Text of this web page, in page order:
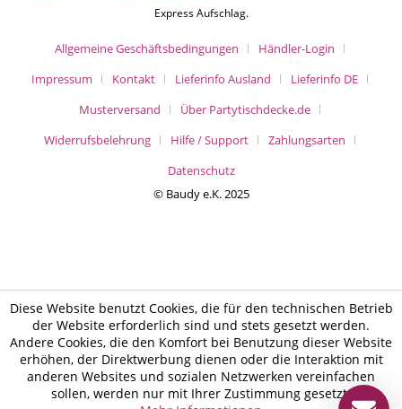
Express Aufschlag.
Allgemeine Geschäftsbedingungen
Händler-Login
Impressum
Kontakt Lieferinfo Ausland
Lieferinfo DE
Musterversand
Über Partytischdecke.de
Widerrufsbelehrung
Hilfe / Support
Zahlungsarten
Datenschutz
© Baudy e.K. 2025
Diese Website benutzt Cookies, die für den technischen Betrieb
der Website erforderlich sind und stets gesetzt werden.
Andere Cookies, die den Komfort bei Benutzung dieser Website
erhöhen, der Direktwerbung dienen oder die Interaktion mit
anderen Websites und sozialen Netzwerken vereinfachen
sollen, werden nur mit Ihrer Zustimmung gesetzt.